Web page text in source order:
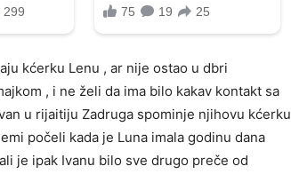
kćerku Lenu , ar nije ostao u dbri
, i ne želi da ima bilo kakav kontakt sa
u rijaitiju Zadruga spominje njihovu kćerku
počeli kada je Luna imala godinu dana
je ipak Ivanu bilo sve drugo preče od